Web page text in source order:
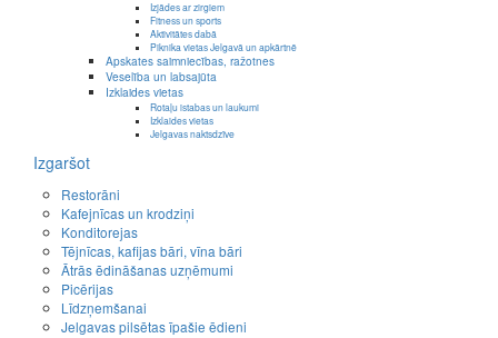
Izjādes ar zirgiem
Fitness un sports
Aktivitātes dabā
Piknika vietas Jelgavā un apkārtnē
Apskates saimniecības, ražotnes
Veselība un labsajūta
Izklaides vietas
Rotaļu istabas un laukumi
Izklaides vietas
Jelgavas naktsdzīve
Izgaršot
Restorāni
Kafejnīcas un krodziņi
Konditorejas
Tējnīcas, kafijas bāri, vīna bāri
Ātrās ēdināšanas uzņēmumi
Picērijas
Līdzņemšanai
Jelgavas pilsētas īpašie ēdieni